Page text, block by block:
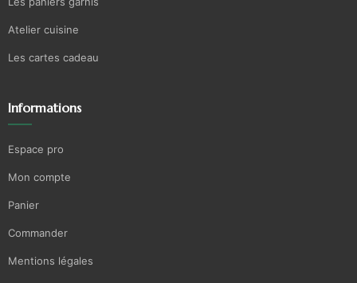
Atelier cuisine
Les cartes cadeau
Informations
Espace pro
Mon compte
Panier
Commander
Mentions légales